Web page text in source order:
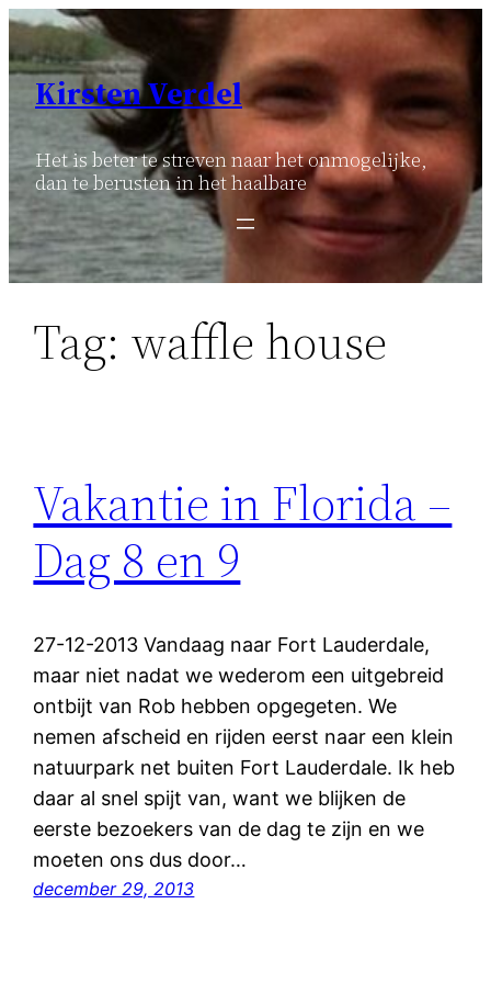
Ga
naar
inhoud
Kirsten Verdel
Het is beter te streven naar het onmogelijke,
dan te berusten in het haalbare
Tag: waffle house
Vakantie in Florida –
Dag 8 en 9
27-12-2013 Vandaag naar Fort Lauderdale,
maar niet nadat we wederom een uitgebreid
ontbijt van Rob hebben opgegeten. We
nemen afscheid en rijden eerst naar een klein
natuurpark net buiten Fort Lauderdale. Ik heb
daar al snel spijt van, want we blijken de
eerste bezoekers van de dag te zijn en we
moeten ons dus door…
december 29, 2013